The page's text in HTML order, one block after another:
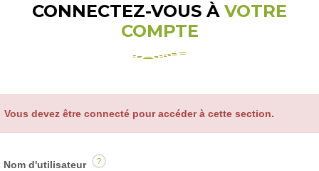
CONNECTEZ-VOUS À VOTRE
COMPTE
Vous devez être connecté pour accéder à cette section.
Nom d'utilisateur ?